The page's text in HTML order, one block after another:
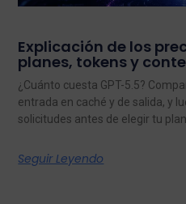
Explicación de los
planes, tokens y
¿Cuánto cuesta GPT-5.5?
entrada en caché y de salida, y
solicitudes antes de elegir tu
Seguir Leyendo